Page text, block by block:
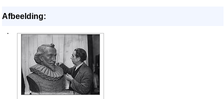
Afbeelding:
·